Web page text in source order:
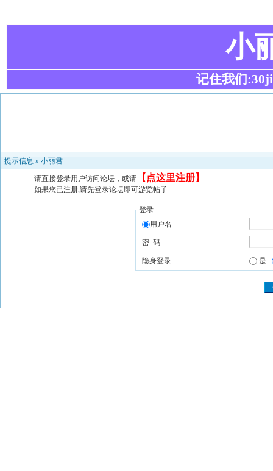
小
记住我们
提示信息 » 小丽君
请直接登录用户访问论坛，或请 【 点这里注册】
如果您已注册,请先登录论坛即可游览帖子
登录
用户名
密 码
隐身登录 是